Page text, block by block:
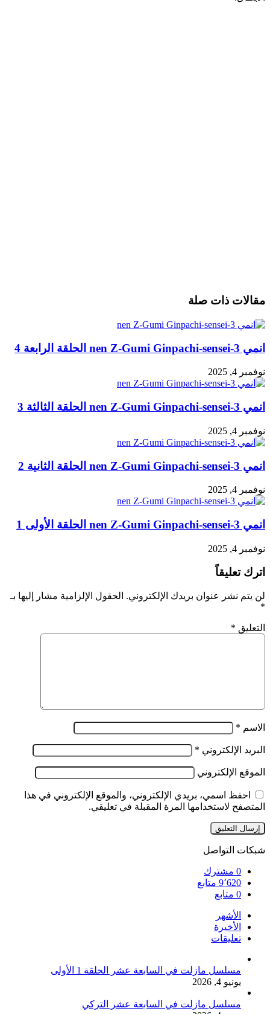
مقالات ذات صلة
انمي 3-nen Z-Gumi Ginpachi-sensei الحلقة الرابعة 4
نوفمبر 4, 2025
انمي 3-nen Z-Gumi Ginpachi-sensei الحلقة الثالثة 3
نوفمبر 4, 2025
انمي 3-nen Z-Gumi Ginpachi-sensei الحلقة الثانية 2
نوفمبر 4, 2025
انمي 3-nen Z-Gumi Ginpachi-sensei الحلقة الأولى 1
نوفمبر 4, 2025
اترك تعليقاً
لن يتم نشر عنوان بريدك الإلكتروني. الحقول الإلزامية مشار إليها بـ
*
التعليق *
الاسم *
البريد الإلكتروني *
الموقع الإلكتروني
احفظ اسمي، بريدي الإلكتروني، والموقع الإلكتروني في هذا
المتصفح لاستخدامها المرة المقبلة في تعليقي.
شبكات التواصل
0 مشترك
9٬620 متابع
0 متابع
الأشهر
الأخيرة
تعليقات
مسلسل مازلت في السابعة عشر الحلقة 1 الأولى
يونيو 4, 2026
مسلسل مازلت في السابعة عشر التركي